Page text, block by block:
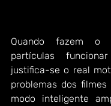
Quando fazem o
partículas
justifica-se o real
problemas dos
modo inteligente